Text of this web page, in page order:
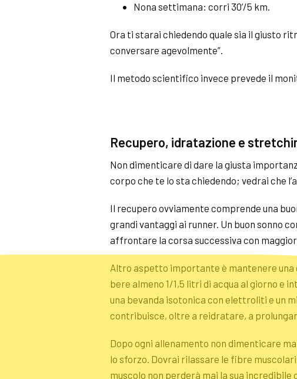
Nona settimana: corri 30’/5 km.
Ora ti starai chiedendo quale sia il giusto
conversare agevolmente”.
Il metodo scientifico invece prevede il
Recupero, idratazione e
Non dimenticare di dare la giusta
corpo che te lo sta chiedendo; vedrai che
Il recupero ovviamente comprende una
grandi vantaggi ai runner. Un buon sonno
affrontare la corsa successiva con
Altro aspetto importante è mantenere
bere almeno 1/1,5 litri di acqua al giorno e
una bevanda isotonica con elettroliti e un
contribuisce, oltre a reidratare, a
Dopo ogni allenamento non dimenticare
lo sforzo. Dovrai rilassare le fibre muscolari
muscolo non perderà mai la sua